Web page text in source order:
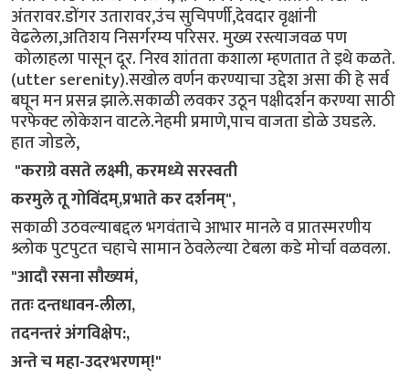
अंतरावर.डोंगर उतारावर,उंच सुचिपर्णी,देवदार वृक्षांनी
वेढलेला,अतिशय निसर्गरम्य परिसर. मुख्य रस्त्याजवळ पण
कोलाहला पासून दूर. निरव शांतता कशाला म्हणतात ते इथे कळते.
(utter serenity).सखोल वर्णन करण्याचा उद्देश असा की हे सर्व
बघून मन प्रसन्न झाले.सकाळी लवकर उठून पक्षीदर्शन करण्या साठी
परफेक्ट लोकेशन वाटले.नेहमी प्रमाणे,पाच वाजता डोळे उघडले.
हात जोडले,
"कराग्रे वसते लक्ष्मी, करमध्ये सरस्वती
करमुले तू गोविंदम्,प्रभाते कर दर्शनम्",
सकाळी उठवल्याबद्दल भगवंताचे आभार मानले व प्रातस्मरणीय
श्र्लोक पुटपुटत चहाचे सामान ठेवलेल्या टेबला कडे मोर्चा वळवला.
​"आदौ रसना सौख्यमं,
ततः दन्तधावन-लीला,
तदनन्तरं अंगविक्षेप:,
अन्ते च महा-उदरभरणम्!"